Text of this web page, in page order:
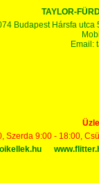
TAYLOR-
Budapest Hársfa utca
Email:
Szerda 9:00 - 18:00,